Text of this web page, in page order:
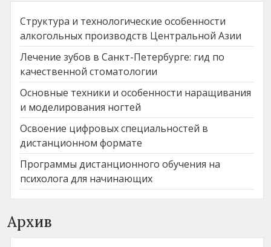
Структура и технологические особенности
алкогольных производств Центральной Азии
Лечение зубов в Санкт-Петербурге: гид по
качественной стоматологии
Основные техники и особенности наращивания
и моделирования ногтей
Освоение цифровых специальностей в
дистанционном формате
Программы дистанционного обучения на
психолога для начинающих
Архив